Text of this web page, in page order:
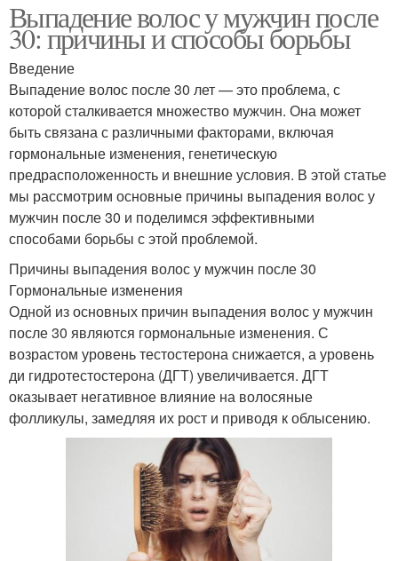
Выпадение волос у мужчин после
30: причины и способы борьбы
Введение
Выпадение волос после 30 лет — это проблема, с
которой сталкивается множество мужчин. Она может
быть связана с различными факторами, включая
гормональные изменения, генетическую
предрасположенность и внешние условия. В этой статье
мы рассмотрим основные причины выпадения волос у
мужчин после 30 и поделимся эффективными
способами борьбы с этой проблемой.
Причины выпадения волос у мужчин после 30
Гормональные изменения
Одной из основных причин выпадения волос у мужчин
после 30 являются гормональные изменения. С
возрастом уровень тестостерона снижается, а уровень
ди гидротестостерона (ДГТ) увеличивается. ДГТ
оказывает негативное влияние на волосяные
фолликулы, замедляя их рост и приводя к облысению.